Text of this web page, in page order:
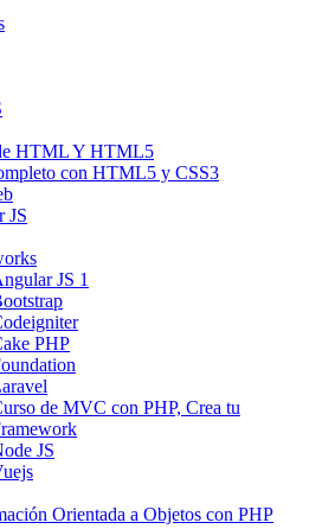
HTML Y HTML5
con HTML5 y CSS3
JS
JS 1
PHP
de MVC con PHP, Crea tu
JS
Orientada a Objetos con PHP